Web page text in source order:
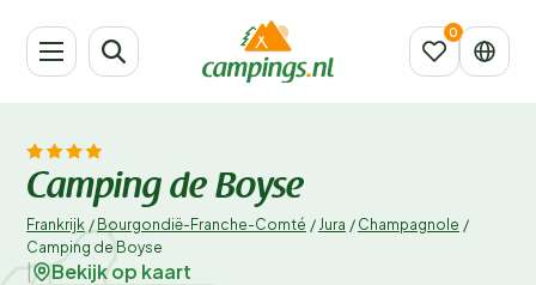
Camping de Boyse
Frankrijk / Bourgondië-Franche-Comté / Jura / Champagnole /
Camping de Boyse
Bekijk op kaart